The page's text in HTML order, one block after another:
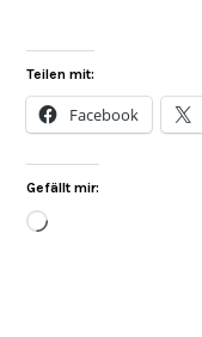
Teilen mit:
Facebook
Gefällt mir: